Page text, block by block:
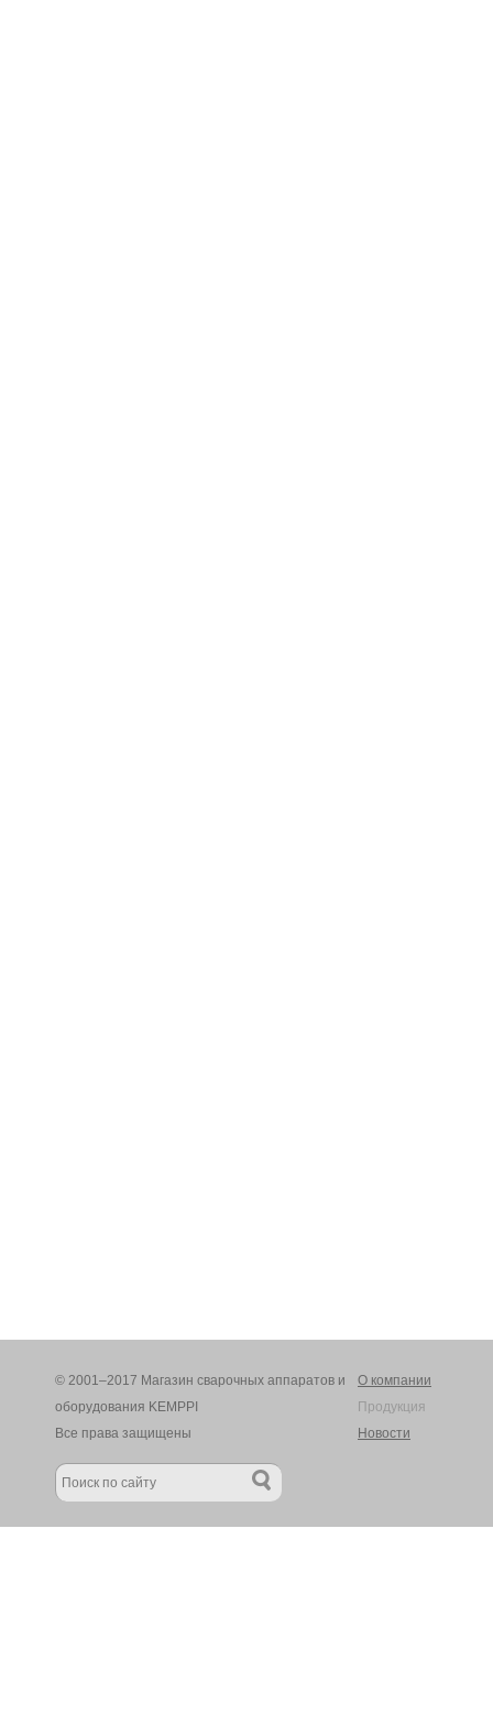
© 2001–2017 Магазин сварочных аппаратов и
оборудования KEMPPI
Все права защищены
О компании
Продукция
Новости